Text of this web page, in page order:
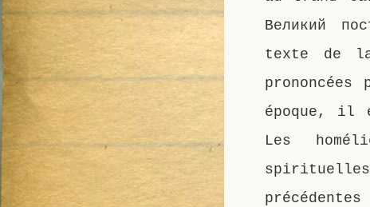
Великий
texte de
époque, il
Les
spirituelles